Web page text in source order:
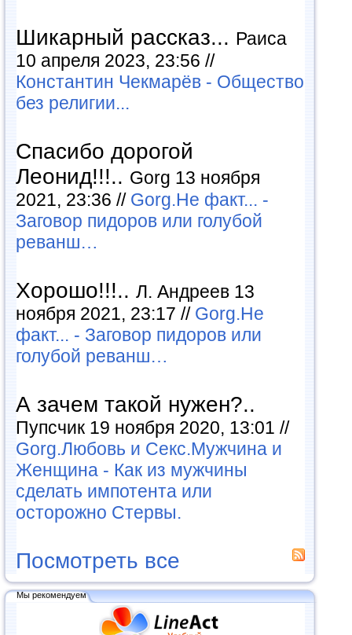
Шикарный рассказ... Раиса
10 апреля 2023, 23:56 //
Константин Чекмарёв - Общество
без религии...
Спасибо дорогой
Леонид!!!.. Gorg 13 ноября
2021, 23:36 // Gorg.Не факт... -
Заговор пидоров или голубой
реванш…
Хорошо!!!.. Л. Андреев 13
ноября 2021, 23:17 // Gorg.Не
факт... - Заговор пидоров или
голубой реванш…
А зачем такой нужен?..
Пупсчик 19 ноября 2020, 13:01 //
Gorg.Любовь и Секс.Мужчина и
Женщина - Как из мужчины
сделать импотента или
осторожно Стервы.
Посмотреть все
Мы рекомендуем